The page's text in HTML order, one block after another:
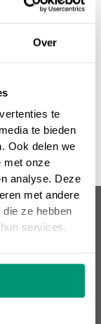
Over
te
te bieden
Ook delen we
met onze
analyse. Deze
met andere
ze hebben
services.
om je